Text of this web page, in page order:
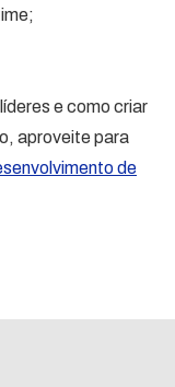
e como criar
aproveite para
de